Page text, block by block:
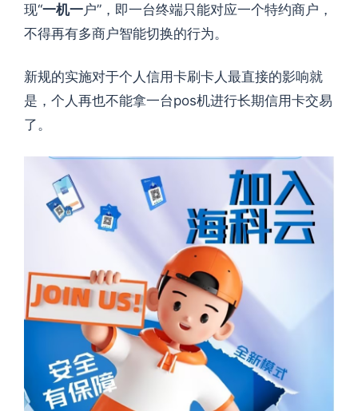
现“一机一户”，即一台终端只能对应一个特约商户，
不得再有多商户智能切换的行为。
新规的实施对于个人信用卡刷卡人最直接的影响就
是，个人再也不能拿一台pos机进行长期信用卡交易
了。